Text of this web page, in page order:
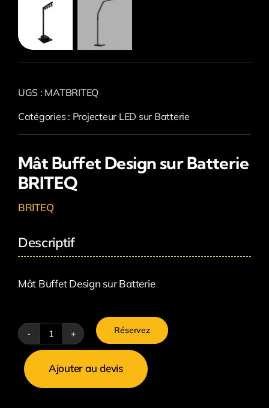
UGS : MATBRITEQ
Catégories : Projecteur LED sur Batterie
Mât Buffet Design sur Batterie
BRITEQ
BRITEQ
Descriptif
Mât Buffet Design sur Batterie
quantité
Mât
Réservez
Ajouter au devis